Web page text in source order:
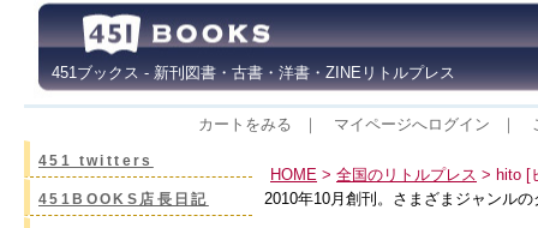
451ブックス - 新刊図書・古書・洋書・ZINEリトルプレス
カートをみる ｜ マイページへログイン ｜
451 twitters
451BOOKS店長日記
HOME > 全国のリトルプレス > hito [
2010年10月創刊。さまざまジャンル